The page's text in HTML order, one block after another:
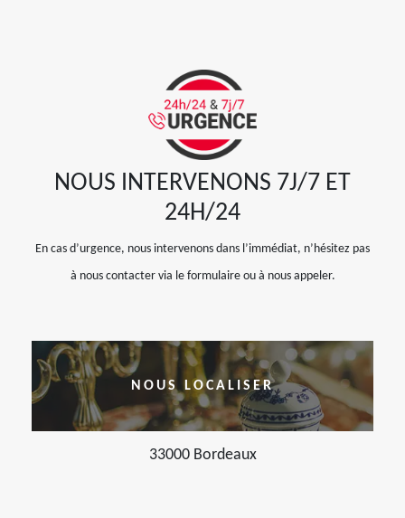
NOUS INTERVENONS 7J/7 ET
24H/24
En cas d’urgence, nous intervenons dans l’immédiat, n’hésitez pas
à nous contacter via le formulaire ou à nous appeler.
NOUS LOCALISER
33000 Bordeaux